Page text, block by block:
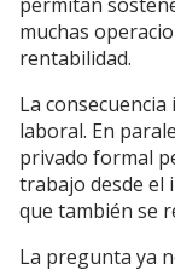
permitan
muchas
rentabilidad.
La
laboral. En
privado formal
trabajo desde el
que también se
La pregunta ya